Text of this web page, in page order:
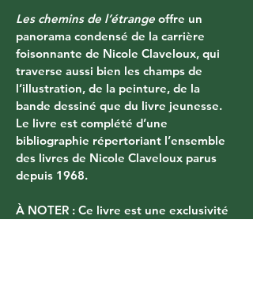
Les chemins de l’étrange offre un
panorama condensé de la carrière
foisonnante de Nicole Claveloux, qui
traverse aussi bien les champs de
l’illustration, de la peinture, de la
bande dessiné que du livre jeunesse.
Le livre est complété d’une
bibliographie répertoriant l’ensemble
des livres de Nicole Claveloux parus
depuis 1968.
À NOTER : Ce livre est une exclusivité